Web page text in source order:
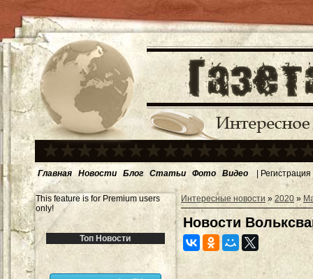
Главная Новости Блог Статьи Фото Видео | Регистрация
This feature is for Premium users
only!
Топ Новости
Интересные новости » 2020 »
Новости